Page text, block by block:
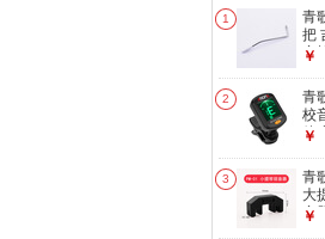
1
青
把
音
他
￥
2
青
校
他
调
￥
3
青
大
音
￥